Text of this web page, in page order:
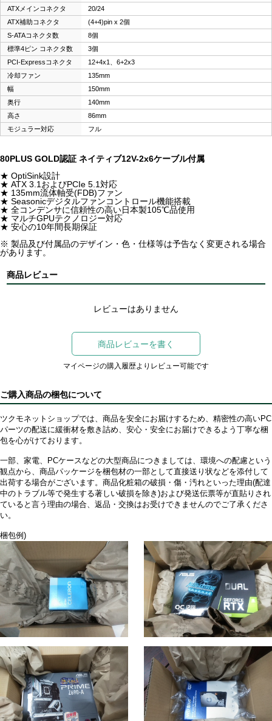
ATXメインコネクタ
20/24
ATX補助コネクタ
(4+4)pin x 2個
S-ATAコネクタ数
8個
標準4ピン コネクタ数
3個
PCI-Expressコネクタ
12+4x1、6+2x3
冷却ファン
135mm
幅
150mm
奥行
140mm
高さ
86mm
モジュラー対応
フル
80PLUS GOLD認証 ネイティブ12V-2x6ケーブル付属
★ OptiSink設計
★ ATX 3.1およびPCIe 5.1対応
★ 135mm流体軸受(FDB)ファン
★ Seasonicデジタルファンコントロール機能搭載
★ 全コンデンサに信頼性の高い日本製105℃品使用
★ マルチGPUテクノロジー対応
★ 安心の10年間長期保証
※ 製品及び付属品のデザイン・色・仕様等は予告なく変更される場合
があります。
商品レビュー
レビューはありません
商品レビューを書く
マイページの購入履歴よりレビュー可能です
ご購入商品の梱包について
ツクモネットショップでは、商品を安全にお届けするため、精密性の高いPC
パーツの配送に緩衝材を敷き詰め、安心・安全にお届けできるよう丁寧な梱
包を心がけております。
一部、家電、PCケースなどの大型商品につきましては、環境への配慮という
観点から、商品パッケージを梱包材の一部として直接送り状などを添付して
出荷する場合がございます。商品化粧箱の破損・傷・汚れといった理由(配達
中のトラブル等で発生する著しい破損を除き)および発送伝票等が直貼りされ
ていると言う理由の場合、返品・交換はお受けできませんのでご了承くださ
い。
梱包例)